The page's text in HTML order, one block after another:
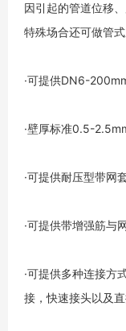
因引起的管道位移
特殊场合还可做管
·可提供DN6-
·壁厚标准0.5-
·可提供耐压型带网
·可提供带增强筋与
·可提供多种连接方
接，快速接头以及